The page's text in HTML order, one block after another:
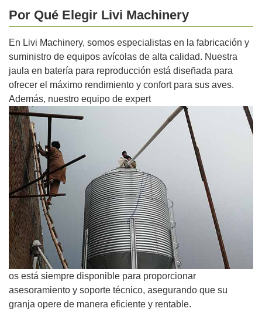
Por Qué Elegir Livi Machinery
En Livi Machinery, somos especialistas en la fabricación y
suministro de equipos avícolas de alta calidad. Nuestra
jaula en batería para reproducción está diseñada para
ofrecer el máximo rendimiento y confort para sus aves.
Además, nuestro equipo de expert
os está siempre disponible para proporcionar
asesoramiento y soporte técnico, asegurando que su
granja opere de manera eficiente y rentable.